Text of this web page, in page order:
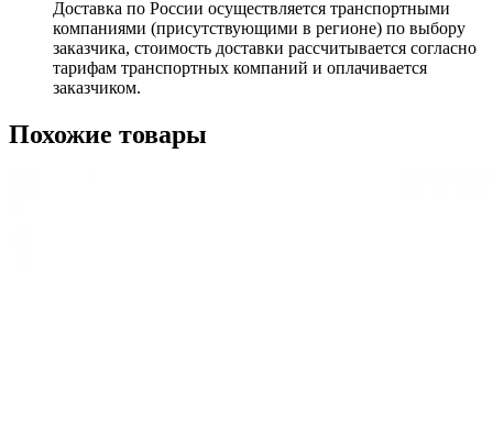
Доставка по России осуществляется транспортными
компаниями (присутствующими в регионе) по выбору
заказчика, стоимость доставки рассчитывается согласно
тарифам транспортных компаний и оплачивается
заказчиком.
Похожие товары